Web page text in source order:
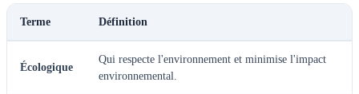
Terme Définition
Écologique
Qui respecte l'environnement et minimise l'impact
environnemental.